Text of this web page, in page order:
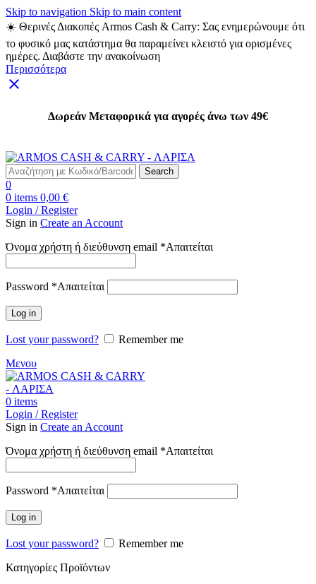
Skip to navigation Skip to main content
☀️ Θερινές Διακοπές Armos Cash & Carry: Σας ενημερώνουμε ότι
το φυσικό μας κατάστημα θα παραμείνει κλειστό για ορισμένες
ημέρες. Διαβάστε την ανακοίνωση
Περισσότερα
Δωρεάν Μεταφορικά για αγορές άνω των 49€
Search
0
0 items 0,00 €
Login / Register
Sign in Create an Account
Όνομα χρήστη ή διεύθυνση email *Απαιτείται
Password *Απαιτείται
Log in
Lost your password?
Remember me
Μενου
0 items
Login / Register
Sign in Create an Account
Όνομα χρήστη ή διεύθυνση email *Απαιτείται
Password *Απαιτείται
Log in
Lost your password?
Remember me
Κατηγορίες Προϊόντων